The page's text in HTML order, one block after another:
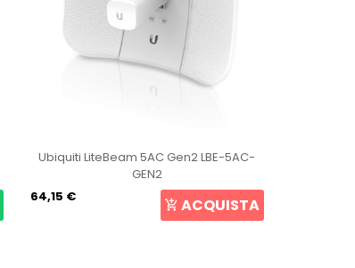
Ubiquiti LiteBeam 5AC Gen2 LBE-5AC-
GEN2
64,15 €
ACQUISTA